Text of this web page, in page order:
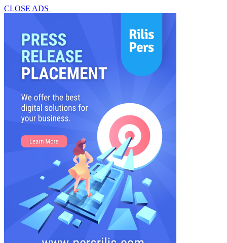
CLOSE ADS